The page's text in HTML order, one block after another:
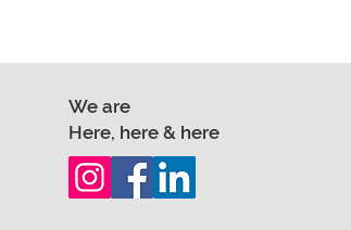
We are
Here, here & here